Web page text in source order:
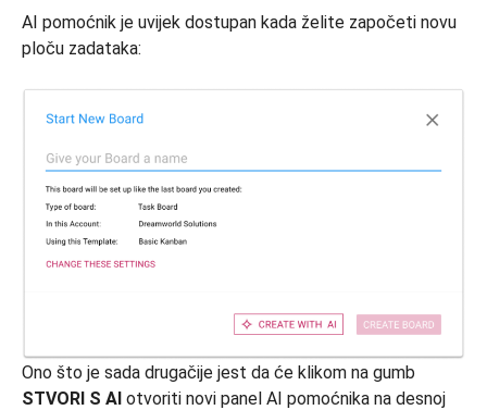
AI pomoćnik je uvijek dostupan kada želite započeti novu
ploču zadataka:
Ono što je sada drugačije jest da će klikom na gumb
STVORI S AI otvoriti novi panel AI pomoćnika na desnoj